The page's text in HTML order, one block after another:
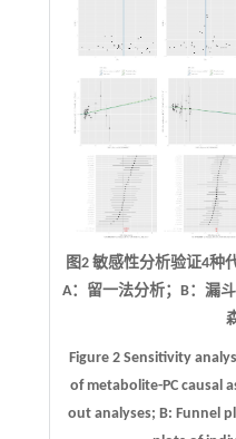
图2 敏感性分析验证4种
A：留一法分析；B：漏
Figure 2 Sensitivity
of metabolite-PC causal
out analyses; B: Funnel